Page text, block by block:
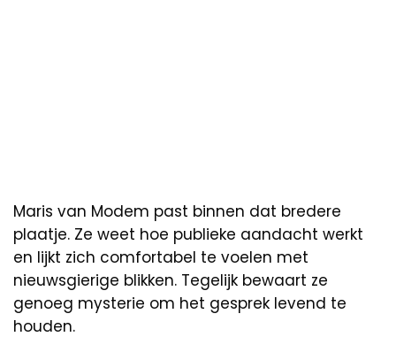
Maris van Modem past binnen dat bredere
plaatje. Ze weet hoe publieke aandacht werkt
en lijkt zich comfortabel te voelen met
nieuwsgierige blikken. Tegelijk bewaart ze
genoeg mysterie om het gesprek levend te
houden.